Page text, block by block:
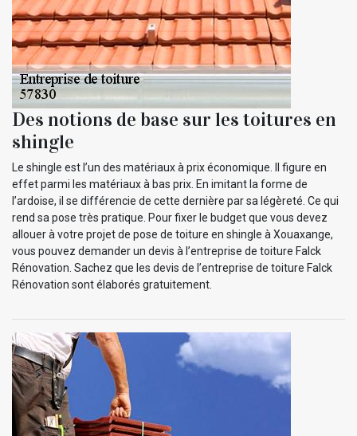
Des notions de base sur les toitures en
shingle
Le shingle est l’un des matériaux à prix économique. Il figure en
effet parmi les matériaux à bas prix. En imitant la forme de
l’ardoise, il se différencie de cette dernière par sa légèreté. Ce qui
rend sa pose très pratique. Pour fixer le budget que vous devez
allouer à votre projet de pose de toiture en shingle à Xouaxange,
vous pouvez demander un devis à l’entreprise de toiture Falck
Rénovation. Sachez que les devis de l’entreprise de toiture Falck
Rénovation sont élaborés gratuitement.